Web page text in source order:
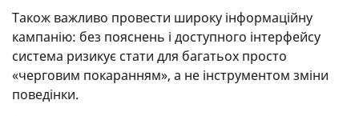
Також важливо провести широку інформаційну
кампанію: без пояснень і доступного інтерфейсу
система ризикує стати для багатьох просто
«черговим покаранням», а не інструментом зміни
поведінки.